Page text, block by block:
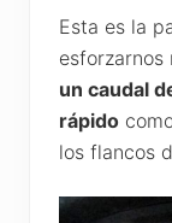
Esta es la
esforzarnos
un caudal
rápido
los flancos